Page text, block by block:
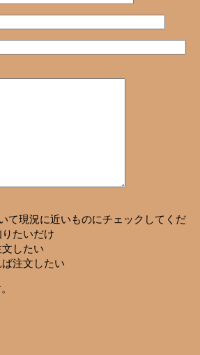
て現況に近いものにチェックしてくだ
たいだけ
したい
注文したい